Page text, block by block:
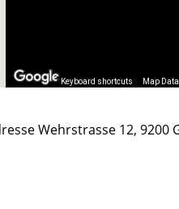
Keyboard shortcuts Map Data
Wehrstrasse 12, 9200